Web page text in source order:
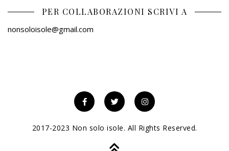
PER COLLABORAZIONI SCRIVI A
nonsoloisole@gmail.com
2017-2023 Non solo isole. All Rights Reserved.